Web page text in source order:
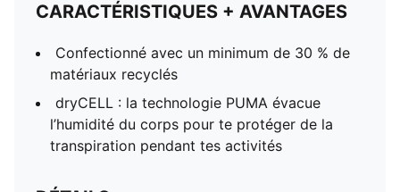
CARACTÉRISTIQUES + AVANTAGES
Confectionné avec un minimum de 30 % de
matériaux recyclés
dryCELL : la technologie PUMA évacue
l’humidité du corps pour te protéger de la
transpiration pendant tes activités